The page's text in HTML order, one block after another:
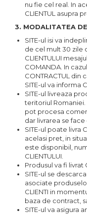
nu fie cel real. In
CLIENTUL asupra
3. MODALITATEA
SITE-ul isi va
de cel mult 30 zile
CLIENTULUI
COMANDA. In
CONTRACTUL din
SITE-ul va informa
SITE-ul livreaza
teritoriul Romaniei.
pot procesa
dar livrarea se
SITE-ul poate livra
acelasi pret, in
este disponibil,
CLIENTULUI.
Produsul va fi livrat
SITE-ul se
asociate
CLIENTI in
baza de contract,
SITE-ul va asigura